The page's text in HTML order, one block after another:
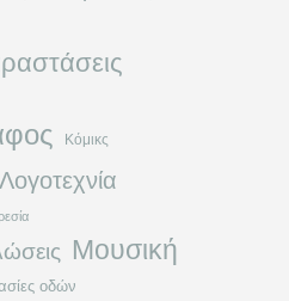
Κόμικς
Λογοτεχνία
Μουσική
οδών